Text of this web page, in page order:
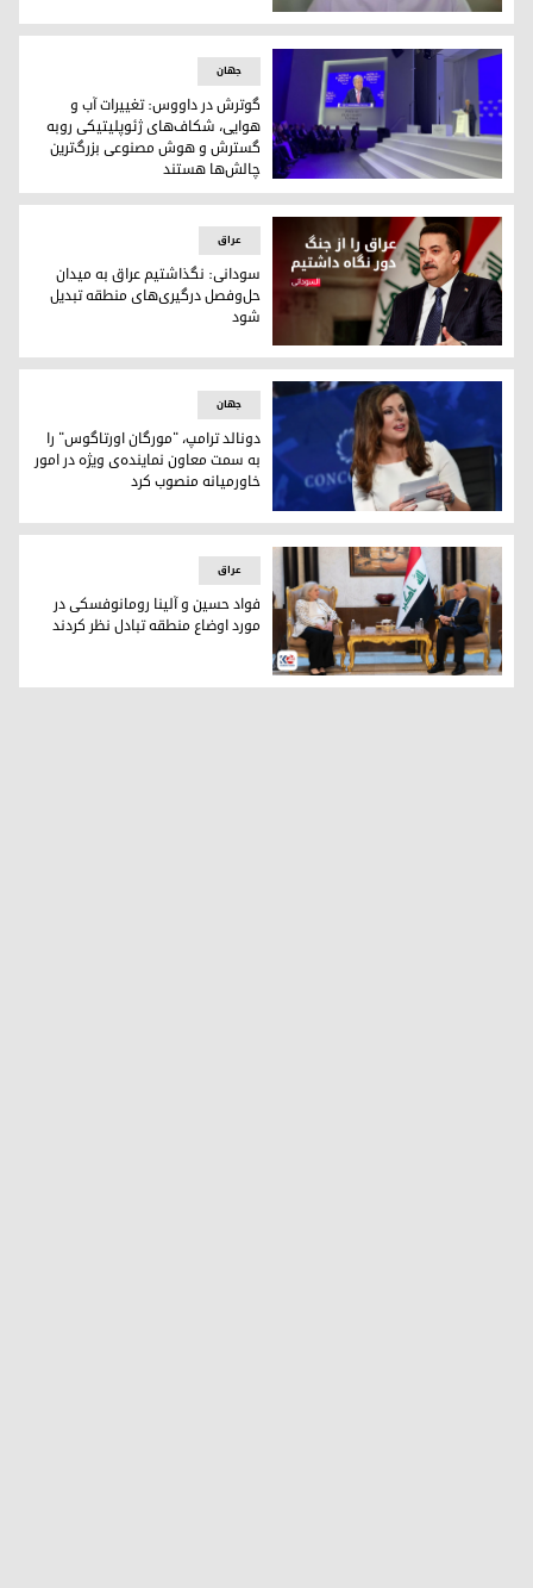
جیمز سیسکو، مشاور پیشین مدیر اطلاعات ملی آمریکا در امور
آنتونیو گوترش در اجلاس جهانی داووس
جهان
گوترش در داووس: تغییرات آب و
هوایی، شکا‌ف‌های ژئوپلیتیکی روبه
گسترش و هوش مصنوعی بزرگ‌ترین
چالش‌ها هستند
محمد شیاع سودانی، نخست‌وزیر عراق
عراق
سودانی: نگذاشتیم عراق به میدان
حل‌وفصل درگیری‌های منطقه تبدیل
شود
مورگان اورتاگوس از سوی ترامپ به عنوان معاون نماینده‌ی
جهان
دونالد ترامپ، "مورگان اورتاگوس" را
به سمت معاون نماینده‌ی ویژه در امور
خاورمیانه منصوب کرد
فواد حسین و آلاینا رومانوفسکی
عراق
فواد حسین و آلینا رومانوفسکی در
مورد اوضاع منطقه تبادل نظر کردند